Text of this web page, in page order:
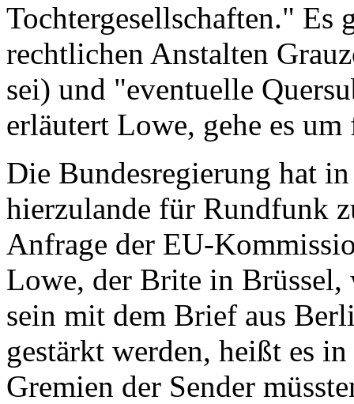
Tochtergesellschaften." Es
rechtlichen Anstalten
sei) und "eventuelle
erläutert Lowe, gehe es
Die Bundesregierung hat
hierzulande für Rundfunk
Anfrage der EU-
Lowe, der Brite in
sein mit dem Brief aus
gestärkt werden, heißt es
Gremien der Sender